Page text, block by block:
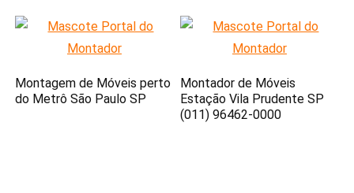
Montagem de Móveis perto
do Metrô São Paulo SP
Montador de Móveis
Estação Vila Prudente SP
(011) 96462-0000